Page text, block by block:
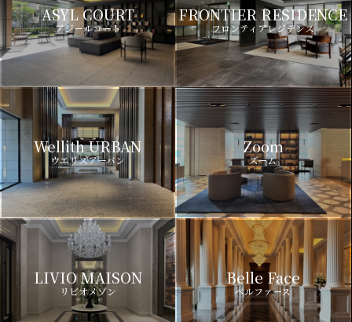
ASYL COURT
アジールコート
FRONTIER RESIDENCE
フロンティアレジデンス
Wellith URBAN
ウエリスアーバン
Zoom
ズーム
LIVIO MAISON
リビオメゾン
Belle Face
ベルファース